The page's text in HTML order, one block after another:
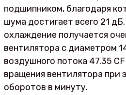
подшипником, благодаря
шума достигает всего 21
охлаждение получается
вентилятора с диаметром
воздушного потока 47.35
вращения вентилятора при
оборотов в минуту.